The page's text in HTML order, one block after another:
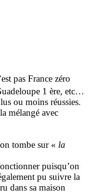
pas France zéro
1 ère, etc…
ou moins réussies.
mélangé avec
tombe sur « la
puisqu’on
pu suivre la
dans sa maison